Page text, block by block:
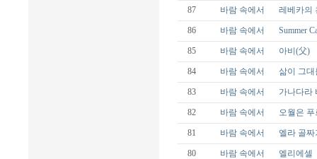
87 바람 속에서 레베카의
86 바람 속에서 Summer
85 바람 속에서 아비(父)
84 바람 속에서 삶이 그대
83 바람 속에서 가나다라
82 바람 속에서 오월은 푸
81 바람 속에서 엘라 골짜
80 바람 속에서 엘리에셀